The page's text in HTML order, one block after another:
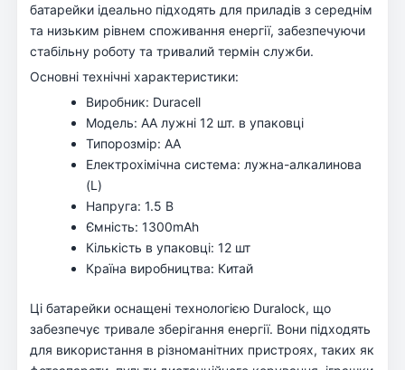
батарейки ідеально підходять для приладів з середнім
та низьким рівнем споживання енергії, забезпечуючи
стабільну роботу та тривалий термін служби.
Основні технічні характеристики:
Виробник: Duracell
Модель: AA лужні 12 шт. в упаковці
Типорозмір: AA
Електрохімічна система: лужна-алкалинова
(L)
Напруга: 1.5 В
Ємність: 1300mAh
Кількість в упаковці: 12 шт
Країна виробництва: Китай
Ці батарейки оснащені технологією Duralock, що
забезпечує тривале зберігання енергії. Вони підходять
для використання в різноманітних пристроях, таких як